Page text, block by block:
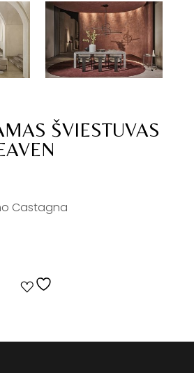
ŠVIESTUVAS
Castagna